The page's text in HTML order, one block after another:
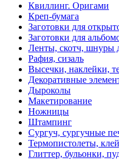
Квиллинг. Оригами
Креп-бумага
Заготовки для
Заготовки для
Ленты, скотч, шнуры
Рафия, сизаль
Высечки, наклейки,
Декоративные
Дыроколы
Макетирование
Ножницы
Штампинг
Сургуч, сургучные
Термопистолеты,
Глиттер, бульонки,